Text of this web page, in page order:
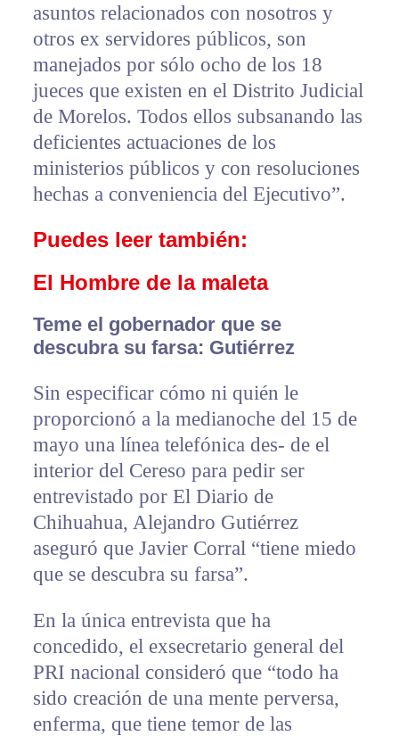
asuntos relacionados con nosotros y
otros ex servidores públicos, son
manejados por sólo ocho de los 18
jueces que existen en el Distrito Judicial
de Morelos. Todos ellos subsanando las
deficientes actuaciones de los
ministerios públicos y con resoluciones
hechas a conveniencia del Ejecutivo”.
Puedes leer también:
El Hombre de la maleta
Teme el gobernador que se
descubra su farsa: Gutiérrez
Sin especificar cómo ni quién le
proporcionó a la medianoche del 15 de
mayo una línea telefónica des- de el
interior del Cereso para pedir ser
entrevistado por El Diario de
Chihuahua, Alejandro Gutiérrez
aseguró que Javier Corral “tiene miedo
que se descubra su farsa”.
En la única entrevista que ha
concedido, el exsecretario general del
PRI nacional consideró que “todo ha
sido creación de una mente perversa,
enferma, que tiene temor de las